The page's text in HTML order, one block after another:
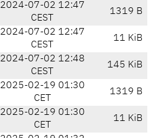
2024-07-02 12:47
CEST
1319 B
2024-07-02 12:47
CEST
11 KiB
2024-07-02 12:48
CEST
145 KiB
2025-02-19 01:30
CET
1319 B
2025-02-19 01:30
CET
11 KiB